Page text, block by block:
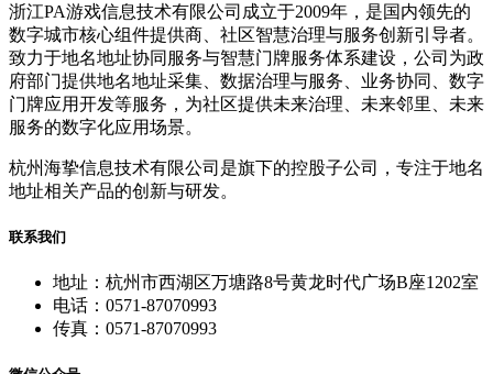
浙江PA游戏信息技术有限公司成立于2009年，是国内领先的
数字城市核心组件提供商、社区智慧治理与服务创新引导者。
致力于地名地址协同服务与智慧门牌服务体系建设，公司为政
府部门提供地名地址采集、数据治理与服务、业务协同、数字
门牌应用开发等服务，为社区提供未来治理、未来邻里、未来
服务的数字化应用场景。
杭州海挚信息技术有限公司是旗下的控股子公司，专注于地名
地址相关产品的创新与研发。
联系我们
地址：杭州市西湖区万塘路8号黄龙时代广场B座1202室
电话：0571-87070993
传真：0571-87070993